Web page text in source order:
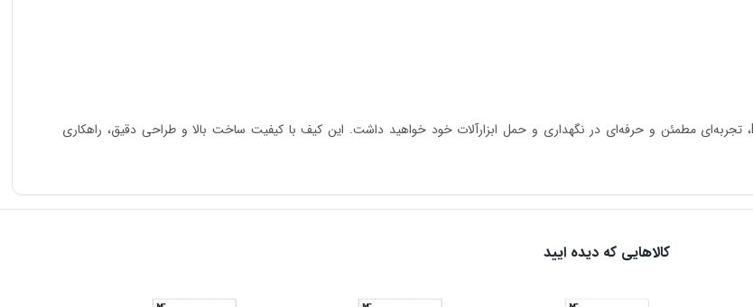
با انتخاب کیف ابزار 35 سانتی‌متری اکسترا KTB-235 کنزاکس از IMC Market، تجربه‌ای مطمئن و حرفه‌ای در نگهداری و حمل ابزارآلات خود خواهید داشت. این کیف با کیفیت ساخت بالا و طراحی دقیق، راهکاری
کالاهایی که دیده ایید